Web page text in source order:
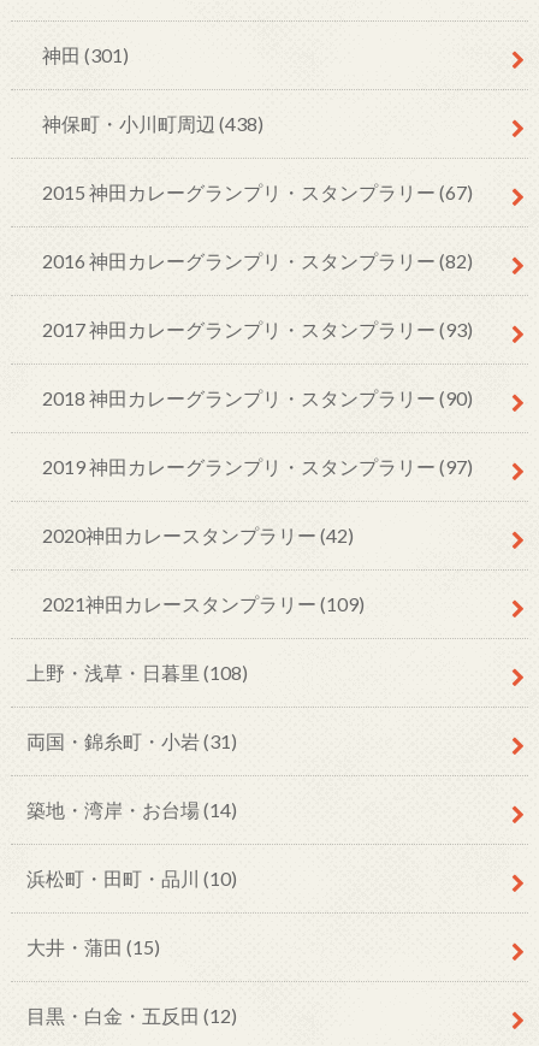
神田 (301)
神保町・小川町周辺 (438)
2015 神田カレーグランプリ・スタンプラリー (67)
2016 神田カレーグランプリ・スタンプラリー (82)
2017 神田カレーグランプリ・スタンプラリー (93)
2018 神田カレーグランプリ・スタンプラリー (90)
2019 神田カレーグランプリ・スタンプラリー (97)
2020神田カレースタンプラリー (42)
2021神田カレースタンプラリー (109)
上野・浅草・日暮里 (108)
両国・錦糸町・小岩(31)
築地・湾岸・お台場(14)
浜松町・田町・品川 (10)
大井・蒲田 (15)
目黒・白金・五反田 (12)